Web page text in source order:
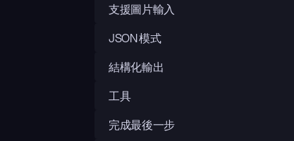
支援圖片輸入
JSON 模式
結構化輸出
工具
完成最後一步